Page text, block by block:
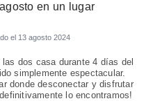
en un lugar
el 13 agosto 2024
dos casa durante 4 días del
simplemente espectacular.
donde desconectar y disfrutar
lo encontramos!